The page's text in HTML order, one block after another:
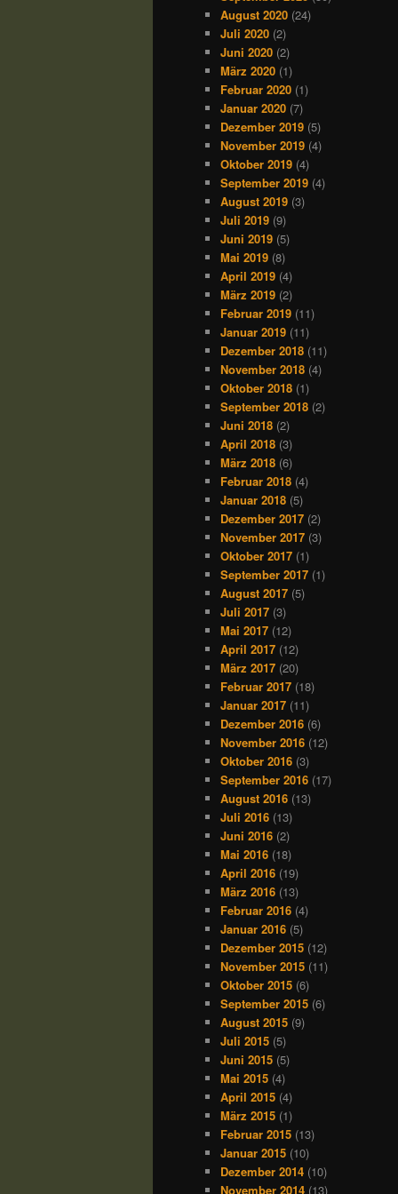
August 2020 (24)
Juli 2020 (2)
Juni 2020 (2)
März 2020 (1)
Februar 2020 (1)
Januar 2020 (7)
Dezember 2019 (5)
November 2019 (4)
Oktober 2019 (4)
September 2019 (4)
August 2019 (3)
Juli 2019 (9)
Juni 2019 (5)
Mai 2019 (8)
April 2019 (4)
März 2019 (2)
Februar 2019 (11)
Januar 2019 (11)
Dezember 2018 (11)
November 2018 (4)
Oktober 2018 (1)
September 2018 (2)
Juni 2018 (2)
April 2018 (3)
März 2018 (6)
Februar 2018 (4)
Januar 2018 (5)
Dezember 2017 (2)
November 2017 (3)
Oktober 2017 (1)
September 2017 (1)
August 2017 (5)
Juli 2017 (3)
Mai 2017 (12)
April 2017 (12)
März 2017 (20)
Februar 2017 (18)
Januar 2017 (11)
Dezember 2016 (6)
November 2016 (12)
Oktober 2016 (3)
September 2016 (17)
August 2016 (13)
Juli 2016 (13)
Juni 2016 (2)
Mai 2016 (18)
April 2016 (19)
März 2016 (13)
Februar 2016 (4)
Januar 2016 (5)
Dezember 2015 (12)
November 2015 (11)
Oktober 2015 (6)
September 2015 (6)
August 2015 (9)
Juli 2015 (5)
Juni 2015 (5)
Mai 2015 (4)
April 2015 (4)
März 2015 (1)
Februar 2015 (13)
Januar 2015 (10)
Dezember 2014 (10)
November 2014 (13)